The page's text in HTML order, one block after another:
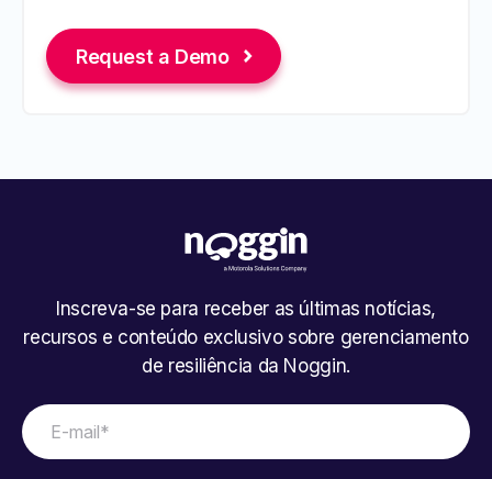
Request a Demo
Inscreva-se para receber as últimas notícias,
recursos e conteúdo exclusivo sobre gerenciamento
de resiliência da Noggin.